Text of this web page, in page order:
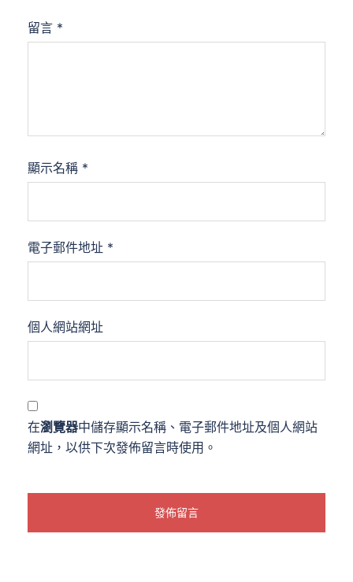
留言 *
顯示名稱 *
電子郵件地址 *
個人網站網址
在瀏覽器中儲存顯示名稱、電子郵件地址及個人網站
網址，以供下次發佈留言時使用。